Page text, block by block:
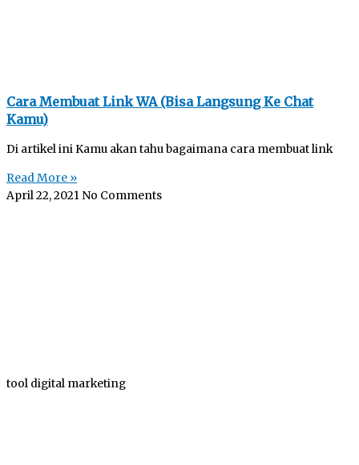
Cara Membuat Link WA (Bisa Langsung Ke Chat
Kamu)
Di artikel ini Kamu akan tahu bagaimana cara membuat link
Read More »
April 22, 2021 No Comments
tool digital marketing